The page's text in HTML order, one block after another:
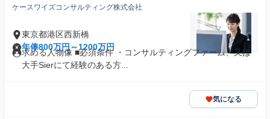
ケースワイズコンサルティング株式会社
東京都港区西新橋
年俸800万円～1200万円
求める人物像 ■必須条件 ・コンサルティングファーム、又は
大手Sierにて経験のある方...
気になる